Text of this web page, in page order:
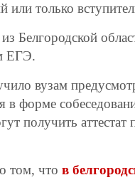
или только
Белгородской
ЕГЭ.
вузам
в форме
получить
том, что в